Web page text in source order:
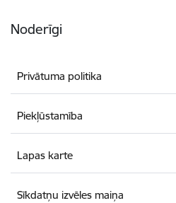
Noderīgi
Privātuma politika
Piekļūstamība
Lapas karte
Sīkdatņu izvēles maiņa